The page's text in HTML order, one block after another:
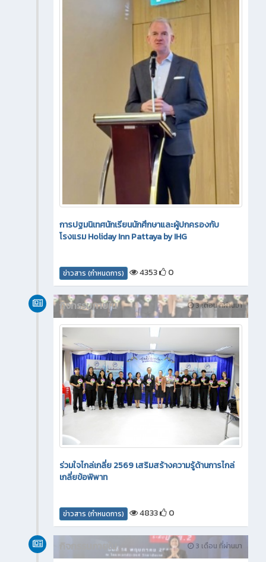
การปฐมนิเทศนักเรียนนักศึกษาและผู้ปกครองกับ
โรงแรม Holiday Inn Pattaya by IHG
ข่าวสาร (กำหนดการ) 4353 0
3 เดือน ที่ผ่านมา
กิจกรรมภายใน
ร่วมใจไกล่เกลี่ย 2569 เสริมสร้างความรู้ด้านการไกล่
เกลี่ยข้อพิพาท
ข่าวสาร (กำหนดการ) 4833 0
3 เดือน ที่ผ่านมา
กิจกรรมภายใน